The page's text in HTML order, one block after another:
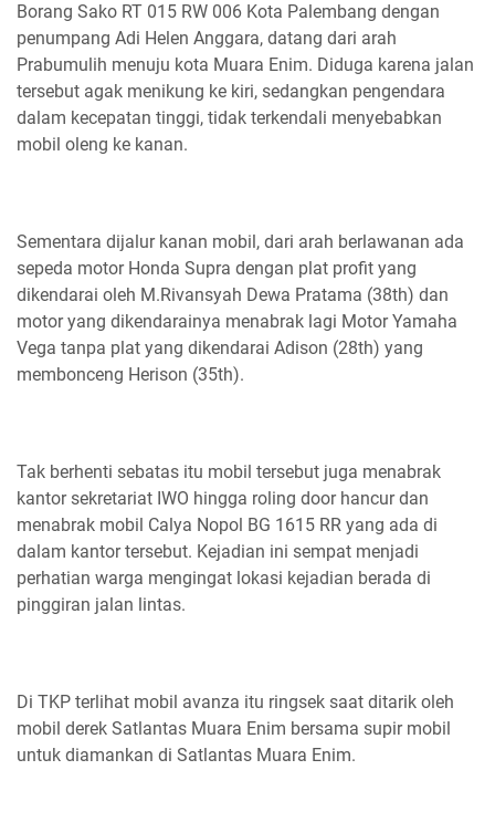
Borang Sako RT 015 RW 006 Kota Palembang dengan
penumpang Adi Helen Anggara, datang dari arah
Prabumulih menuju kota Muara Enim. Diduga karena jalan
tersebut agak menikung ke kiri, sedangkan pengendara
dalam kecepatan tinggi, tidak terkendali menyebabkan
mobil oleng ke kanan.
Sementara dijalur kanan mobil, dari arah berlawanan ada
sepeda motor Honda Supra dengan plat profit yang
dikendarai oleh M.Rivansyah Dewa Pratama (38th) dan
motor yang dikendarainya menabrak lagi Motor Yamaha
Vega tanpa plat yang dikendarai Adison (28th) yang
membonceng Herison (35th).
Tak berhenti sebatas itu mobil tersebut juga menabrak
kantor sekretariat IWO hingga roling door hancur dan
menabrak mobil Calya Nopol BG 1615 RR yang ada di
dalam kantor tersebut. Kejadian ini sempat menjadi
perhatian warga mengingat lokasi kejadian berada di
pinggiran jalan lintas.
Di TKP terlihat mobil avanza itu ringsek saat ditarik oleh
mobil derek Satlantas Muara Enim bersama supir mobil
untuk diamankan di Satlantas Muara Enim.